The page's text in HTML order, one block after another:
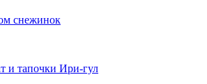
снежинок
и тапочки Ири-гул